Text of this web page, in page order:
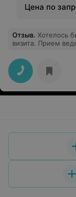
Цена по
Отзыв. Хотелось
визита. Прием
докторов. Плюс ко
параллельно
поликлинике, так
серьезности
на прием в
адекватные.
это дизайн их
зрения для меня
впечатления
открытию новый